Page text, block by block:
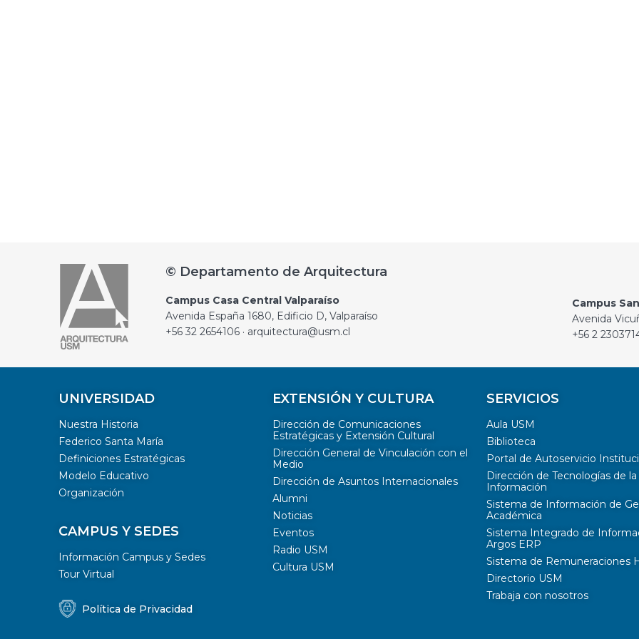
© Departamento de Arquitectura
Campus Casa Central Valparaíso
Avenida España 1680, Edificio D, Valparaíso
+56 32 2654106 · arquitectura@usm.cl
Campus
Avenida
+56 2
UNIVERSIDAD
Nuestra Historia
Federico Santa María
Definiciones Estratégicas
Modelo Educativo
Organización
CAMPUS Y SEDES
Información Campus y Sedes
Tour Virtual
Política de Privacidad
EXTENSIÓN Y CULTURA
Dirección de Comunicaciones
Estratégicas y Extensión Cultural
Dirección General de Vinculación con el
Medio
Dirección de Asuntos Internacionales
Alumni
Noticias
Eventos
Radio USM
Cultura USM
SERVICIOS
Aula USM
Biblioteca
Portal de Autoservicio
Dirección de Tecnologías de la
Información
Sistema de Información de
Académica
Sistema Integrado de
Argos ERP
Sistema de Remuneraciones
Directorio USM
Trabaja con nosotros